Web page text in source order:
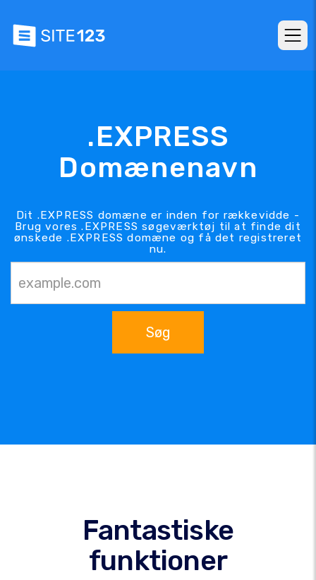
.EXPRESS
Domænenavn
Dit .EXPRESS domæne er inden for rækkevidde -
Brug vores .EXPRESS søgeværktøj til at finde dit
ønskede .EXPRESS domæne og få det registreret
nu.
Søg
Fantastiske
funktioner